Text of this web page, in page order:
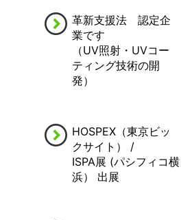
革新支援法 認定企
業です
（UV照射・UVコー
ティング技術の開
発）
HOSPEX（東京ビッ
クサイト） /
ISPA展 (パシフィコ横
浜） 出展